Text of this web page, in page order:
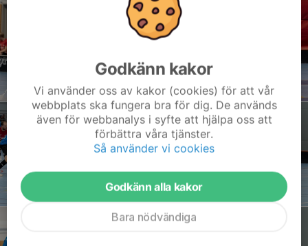
Godkänn kakor
Vi använder oss av kakor (cookies) för att vår
webbplats ska fungera bra för dig. De används
även för webbanalys i syfte att hjälpa oss att
förbättra våra tjänster.
Så använder vi cookies
Godkänn alla kakor
Bara nödvändiga